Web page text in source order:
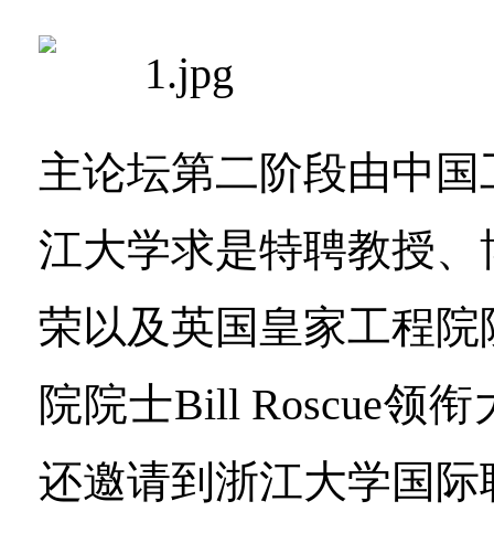
主论坛第二阶段由中
江大学求是特聘教授
荣以及英国皇家工程
院院士Bill Roscue领
还邀请到浙江大学国